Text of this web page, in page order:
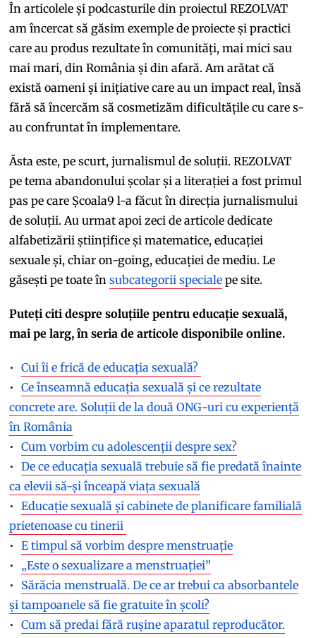
În articolele și podcasturile din proiectul REZOLVAT
am încercat să găsim exemple de proiecte și practici
care au produs rezultate în comunități, mai mici sau
mai mari, din România și din afară. Am arătat că
există oameni și inițiative care au un impact real, însă
fără să încercăm să cosmetizăm dificultățile cu care s-
au confruntat în implementare.
Ăsta este, pe scurt, jurnalismul de soluții. REZOLVAT
pe tema abandonului școlar și a literației a fost primul
pas pe care Școala9 l-a făcut în direcția jurnalismului
de soluții. Au urmat apoi zeci de articole dedicate
alfabetizării științifice și matematice, educației
sexuale și, chiar on-going, educației de mediu. Le
găsești pe toate însubcategorii speciale pe site.
Puteți citi despre soluțiile pentru educație sexuală,
mai pe larg, în seria de articole disponibile online.
Cui îi e frică de educația sexuală?
Ce înseamnă educația sexuală și ce rezultate
concrete are. Soluții de la două ONG-uri cu experiență
în România
Cum vorbim cu adolescenții despre sex?
De ce educația sexuală trebuie să fie predată înainte
ca elevii să-și înceapă viața sexuală
Educație sexuală și cabinete de planificare familială
prietenoase cu tinerii
E timpul să vorbim despre menstruație
„Este o sexualizare a menstruației”
Sărăcia menstruală. De ce ar trebui ca absorbantele
și tampoanele să fie gratuite în școli?
Cum să predai fără rușine aparatul reproducător.